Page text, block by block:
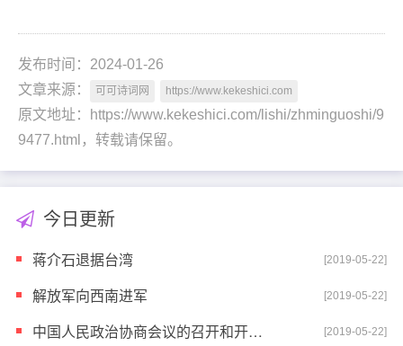
发布时间：2024-01-26
文章来源：
可可诗词网 https://www.kekeshici.com
原文地址：https://www.kekeshici.com/lishi/zhminguoshi/9
9477.html，转载请保留。
今日更新
蒋介石退据台湾 [2019-05-22]
解放军向西南进军 [2019-05-22]
中国人民政治协商会议的召开和开国大典 [2019-05-22]